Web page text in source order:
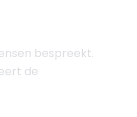
bespreekt.
de